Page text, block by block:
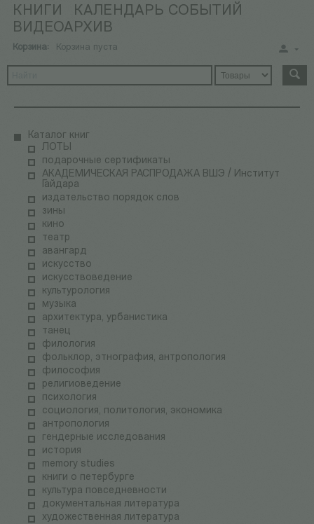
КНИГИ
КАЛЕНДАРЬ СОБЫТИЙ
ВИДЕОАРХИВ
Корзина: Корзина пуста
Каталог книг
ЛОТЫ
подарочные сертификаты
АКАДЕМИЧЕСКАЯ РАСПРОДАЖА ВШЭ / Институт
Гайдара
издательство порядок слов
зины
кино
театр
авангард
искусство
искусствоведение
культурология
музыка
архитектура, урбанистика
танец
филология
фольклор, этнография, антропология
философия
религиоведение
психология
социология, политология, экономика
антропология
гендерные исследования
история
memory studies
книги о петербурге
культура повседневности
документальная литература
художественная литература